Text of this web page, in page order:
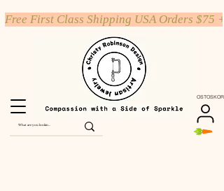
OSTOSKORI
Free First Class Shipping USA Orders $75 +